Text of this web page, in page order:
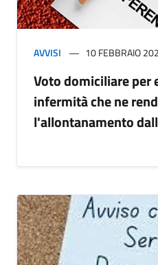
AVVISI 10 FEBBRAIO
Voto domiciliare
infermità che ne
l'allontanamento